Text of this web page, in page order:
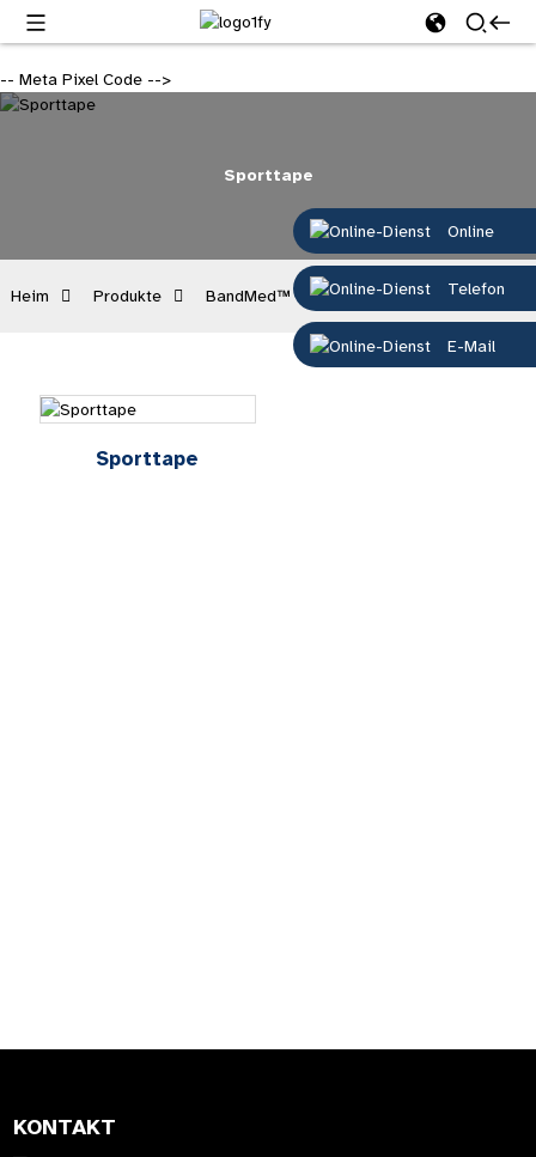
-- Meta Pixel Code -->
Online
Telefon
E-Mail
Sporttape
Heim Produkte BandMed™ Sporttape
Sporttape
KONTAKT